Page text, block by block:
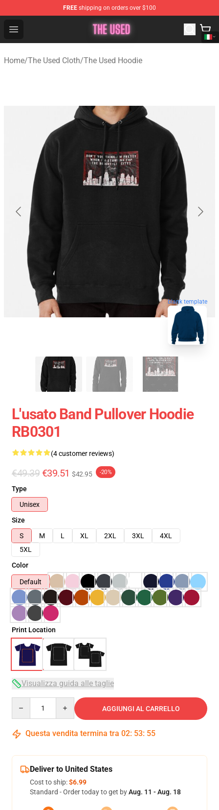
FREE shipping on orders over $100
Open menu
The Used Store - Official The Used Merchandise Shop
Home/The Used Cloth/The Used Hoodie
blank template
L'usato Band Pullover Hoodie
RB0301
(4 customer reviews)
€49.39 €39.51 $42.95 -20%
Type
Unisex
Size
S
M L XL 2XL 3XL
4XL
5XL
Color
Default
Print Location
Visualizza guida alle taglie
AGGIUNGI AL CARRELLO
Questa vendita termina tra 02: 53: 54
Deliver to United States
Cost to ship:$6.99
Standard - Order today to get byAug. 11 - Aug. 18